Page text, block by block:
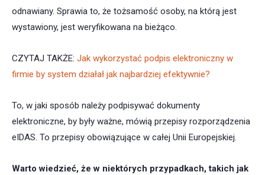
odnawiany. Sprawia to, że tożsamość osoby, na którą jest
wystawiony, jest weryfikowana na bieżąco.
CZYTAJ TAKŻE: Jak wykorzystać podpis elektroniczny w
firmie by system działał jak najbardziej efektywnie?
To, w jaki sposób należy podpisywać dokumenty
elektroniczne, by były ważne, mówią przepisy rozporządzenia
eIDAS. To przepisy obowiązujące w całej Unii Europejskiej.
Warto wiedzieć, że w niektórych przypadkach, takich jak